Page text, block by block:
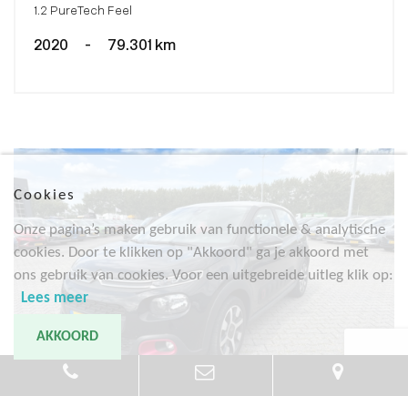
1.2 PureTech Feel
2020 - 79.301 km
Cookies
Onze pagina’s maken gebruik van functionele & analytische
cookies. Door te klikken op "Akkoord" ga je akkoord met
ons gebruik van cookies. Voor een uitgebreide uitleg klik op:
Lees meer
AKKOORD